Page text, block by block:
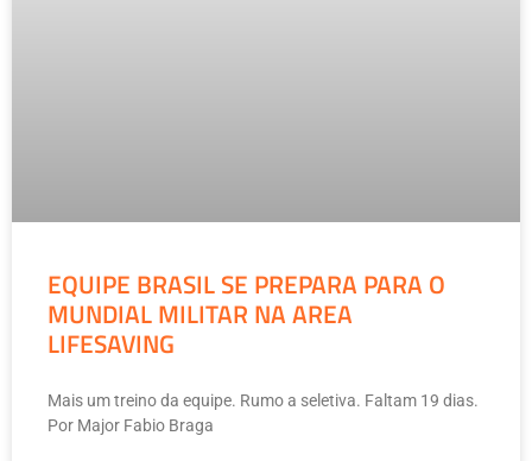
EQUIPE BRASIL SE PREPARA PARA O
MUNDIAL MILITAR NA AREA
LIFESAVING
Mais um treino da equipe. Rumo a seletiva. Faltam 19 dias.
Por Major Fabio Braga